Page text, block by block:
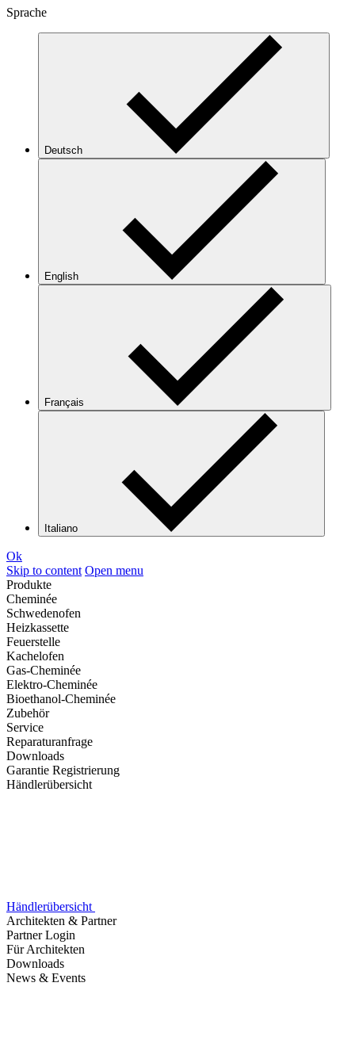
Sprache
Deutsch
English
Français
Italiano
Ok
Skip to content Open menu
Produkte
Cheminée
Schwedenofen
Heizkassette
Feuerstelle
Kachelofen
Gas-Cheminée
Elektro-Cheminée
Bioethanol-Cheminée
Zubehör
Service
Reparaturanfrage
Downloads
Garantie Registrierung
Händlerübersicht
Händlerübersicht
Architekten & Partner
Partner Login
Für Architekten
Downloads
News & Events